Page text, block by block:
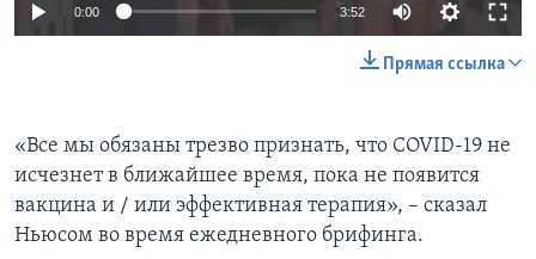
0:00 3:52
Прямая ссылка
«Все мы обязаны трезво признать, что COVID-19 не
исчезнет в ближайшее время, пока не появится
вакцина и / или эффективная терапия», – сказал
Ньюсом во время ежедневного брифинга.